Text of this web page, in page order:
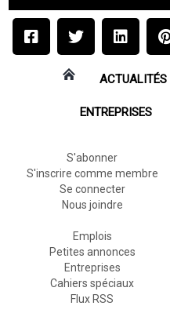
ACTUALITÉS
ENTREPRISES
S'abonner
S'inscrire comme membre
Se connecter
Nous joindre
Emplois
Petites annonces
Entreprises
Cahiers spéciaux
Flux RSS